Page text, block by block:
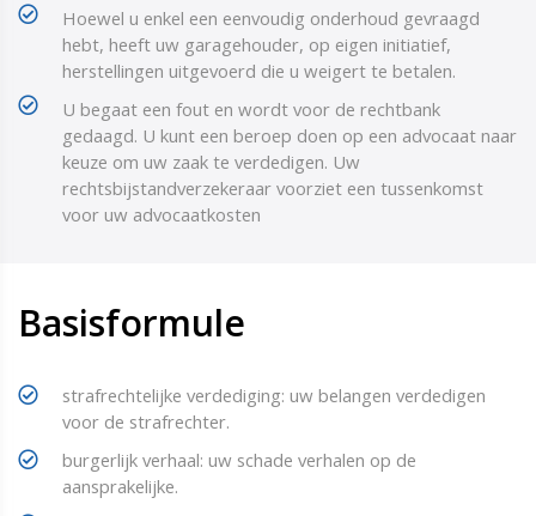
Hoewel u enkel een eenvoudig onderhoud gevraagd
hebt, heeft uw garagehouder, op eigen initiatief,
herstellingen uitgevoerd die u weigert te betalen.
U begaat een fout en wordt voor de rechtbank
gedaagd. U kunt een beroep doen op een advocaat naar
keuze om uw zaak te verdedigen. Uw
rechtsbijstandverzekeraar voorziet een tussenkomst
voor uw advocaatkosten
Basisformule
strafrechtelijke verdediging: uw belangen verdedigen
voor de strafrechter.
burgerlijk verhaal: uw schade verhalen op de
aansprakelijke.